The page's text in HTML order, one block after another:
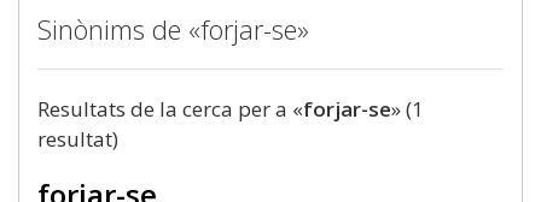
Sinònims de «forjar-se»
Resultats de la cerca per a «forjar-se» (1
resultat)